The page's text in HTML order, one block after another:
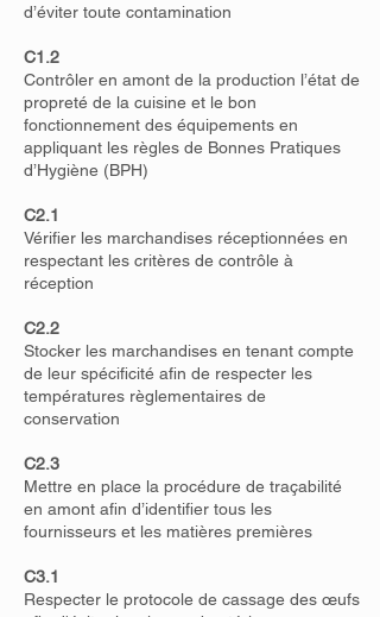
d’éviter toute contamination
C1.2
Contrôler en amont de la production l’état de
propreté de la cuisine et le bon
fonctionnement des équipements en
appliquant les règles de Bonnes Pratiques
d’Hygiène (BPH)
C2.1
Vérifier les marchandises réceptionnées en
respectant les critères de contrôle à
réception
C2.2
Stocker les marchandises en tenant compte
de leur spécificité afin de respecter les
températures règlementaires de
conservation
C2.3
Mettre en place la procédure de traçabilité
en amont afin d’identifier tous les
fournisseurs et les matières premières
C3.1
Respecter le protocole de cassage des œufs